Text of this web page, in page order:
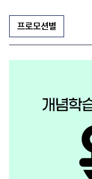
프로모션별